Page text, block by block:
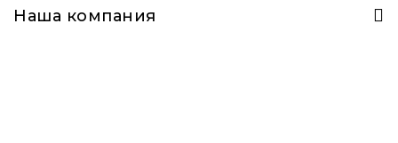
Наша компания